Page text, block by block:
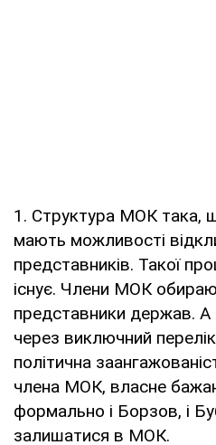
1. Структура МОК
мають можливості
представників. Такої
існує. Члени МОК
представники держав. А
через виключний
політична
члена МОК, власне
формально і Борзов, і
залишатися в МОК.